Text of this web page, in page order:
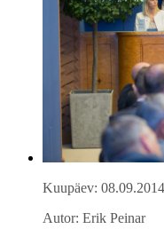
Kuupäev: 08.09.2014
Autor: Erik Peinar